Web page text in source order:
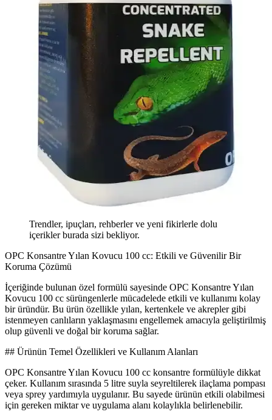
Trendler, ipuçları, rehberler ve yeni fikirlerle dolu
içerikler burada sizi bekliyor.
OPC Konsantre Yılan Kovucu 100 cc: Etkili ve Güvenilir Bir
Koruma Çözümü
İçeriğinde bulunan özel formülü sayesinde OPC Konsantre Yılan
Kovucu 100 cc sürüngenlerle mücadelede etkili ve kullanımı kolay
bir üründür. Bu ürün özellikle yılan, kertenkele ve akrepler gibi
istenmeyen canlıların yaklaşmasını engellemek amacıyla geliştirilmiş
olup güvenli ve doğal bir koruma sağlar.
## Ürünün Temel Özellikleri ve Kullanım Alanları
OPC Konsantre Yılan Kovucu 100 cc konsantre formülüyle dikkat
çeker. Kullanım sırasında 5 litre suyla seyreltilerek ilaçlama pompası
veya sprey yardımıyla uygulanır. Bu sayede ürünün etkili olabilmesi
için gereken miktar ve uygulama alanı kolaylıkla belirlenebilir.